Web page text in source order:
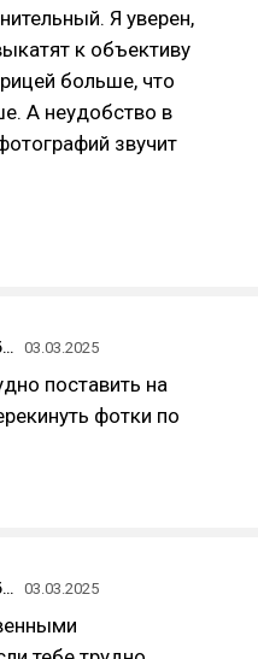
Я уверен,
к объективу
больше, что
А неудобство в
звучит
Xiaomi показала концепт объектива, который крепится к задней части смартфона 03.03.2025
поставить на
фотки по
Xiaomi показала концепт объектива, который крепится к задней части смартфона 03.03.2025